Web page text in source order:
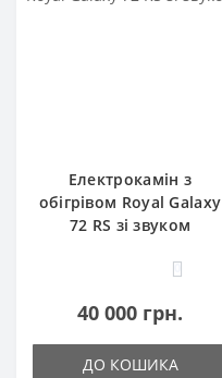
Електрокамін з
обігрівом Royal Galaxy
72 RS зі звуком
0
40 000 грн.
ДО КОШИКА